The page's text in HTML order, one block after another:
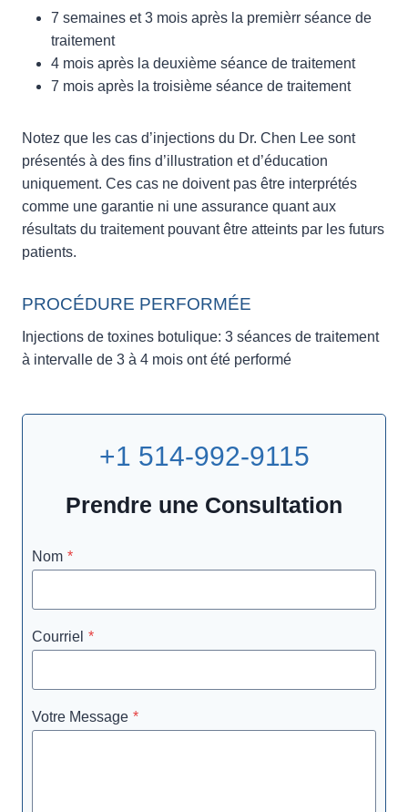
7 semaines et 3 mois après la premièrr séance de
traitement
4 mois après la deuxième séance de traitement
7 mois après la troisième séance de traitement
Notez que les cas d’injections du Dr. Chen Lee sont
présentés à des fins d’illustration et d’éducation
uniquement. Ces cas ne doivent pas être interprétés
comme une garantie ni une assurance quant aux
résultats du traitement pouvant être atteints par les futurs
patients.
PROCÉDURE PERFORMÉE
Injections de toxines botulique: 3 séances de traitement
à intervalle de 3 à 4 mois ont été performé
+1 514-992-9115
Prendre une Consultation
Nom *
Courriel *
Votre Message *